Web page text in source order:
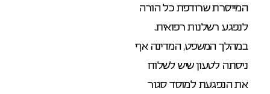
המייסרת שרודפת כל הורה
לנפגע רשלנות רפואית.
במהלך המשפט, המדינה אף
ניסתה לטעון שיש לשלוח
את הנפגעת למוסד סגור